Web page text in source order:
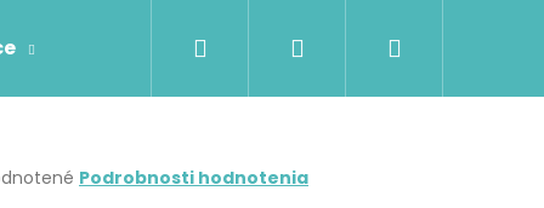
Prívesky Retiazky
Hľadať Prihlásenie
Podrobnosti hodnotenia